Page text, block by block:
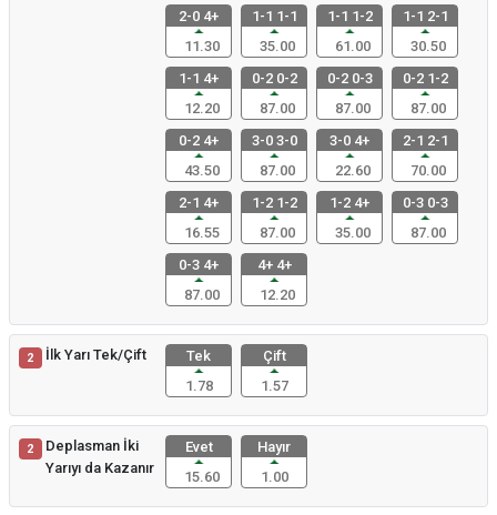
2-0 4+
11.30
1-1 1-1
35.00
1-1 1-2
61.00
1-1 2-1
30.50
1-1 4+
12.20
0-2 0-2
87.00
0-2 0-3
87.00
0-2 1-2
87.00
0-2 4+
43.50
3-0 3-0
87.00
3-0 4+
22.60
2-1 2-1
70.00
2-1 4+
16.55
1-2 1-2
87.00
1-2 4+
35.00
0-3 0-3
87.00
0-3 4+
87.00
4+ 4+
12.20
2 İlk Yarı Tek/Çift
Tek
1.78
Çift
1.57
2
Deplasman İki
Yarıyı da Kazanır
Evet
15.60
Hayır
1.00